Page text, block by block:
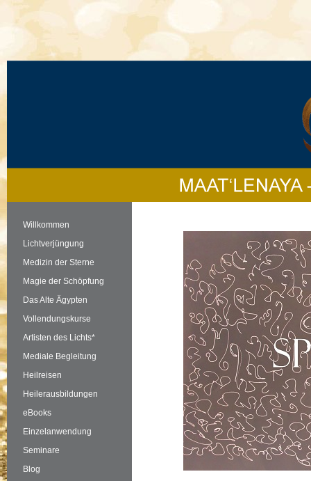
Willkommen
Lichtverjüngung
Medizin der Sterne
Magie der Schöpfung
Das Alte Ägypten
Vollendungskurse
Artisten des Lichts*
Mediale Begleitung
Heilreisen
Heilerausbildungen
eBooks
Einzelanwendung
Seminare
Blog